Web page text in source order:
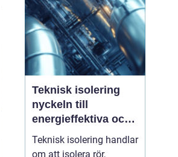
Teknisk isolering
nyckeln till
energieffektiva och
säkra installationer
Teknisk isolering handlar
om att isolera rör,